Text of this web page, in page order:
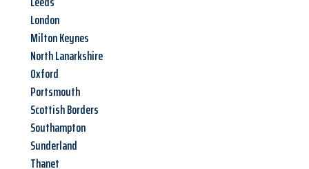
London
Milton Keynes
North Lanarkshire
Oxford
Portsmouth
Scottish Borders
Southampton
Sunderland
Thanet